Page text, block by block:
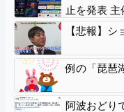
止を発表
ません」返
【悲報】
例の「琵琶
阿波おどり